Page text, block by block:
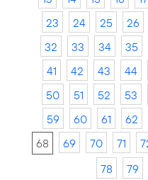
23
24 25 26
32
33 34 35
41
42 43 44
50
51 52 53
59
60 61 62
68
69 70 71
78
79